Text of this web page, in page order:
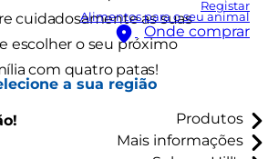
Registar
Alimentos para o seu animal
Onde comprar
a sua região
Produtos
Mais informações
cuidadosamente as suas
escolher o seu próximo
com quatro patas!